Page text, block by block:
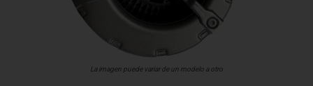
La imagen puede variar de un modelo a otro